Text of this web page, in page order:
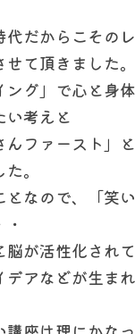
代だからこその
て頂きました。
ング」で心と身
い考えと
んファースト」
。
となので、「笑
脳が活性化され
デアなどが生ま